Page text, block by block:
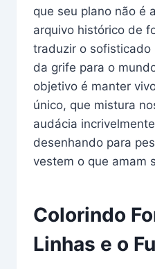
que seu plano não é
arquivo histórico de
traduzir o sofisticado
da grife para o
objetivo é manter
único, que mistura
audácia
desenhando para
vestem o que amam
Colorindo
Linhas e o